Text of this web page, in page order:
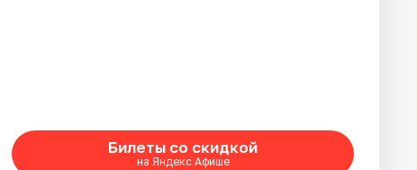
Билеты со скидкой
на Яндекс Афише